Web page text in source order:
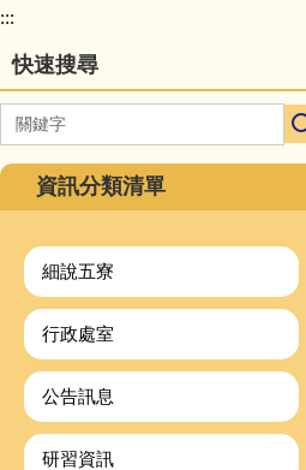
園
主
選
單
導
覽
:::
快速搜尋
資訊分類清單
細說五寮
行政處室
公告訊息
研習資訊